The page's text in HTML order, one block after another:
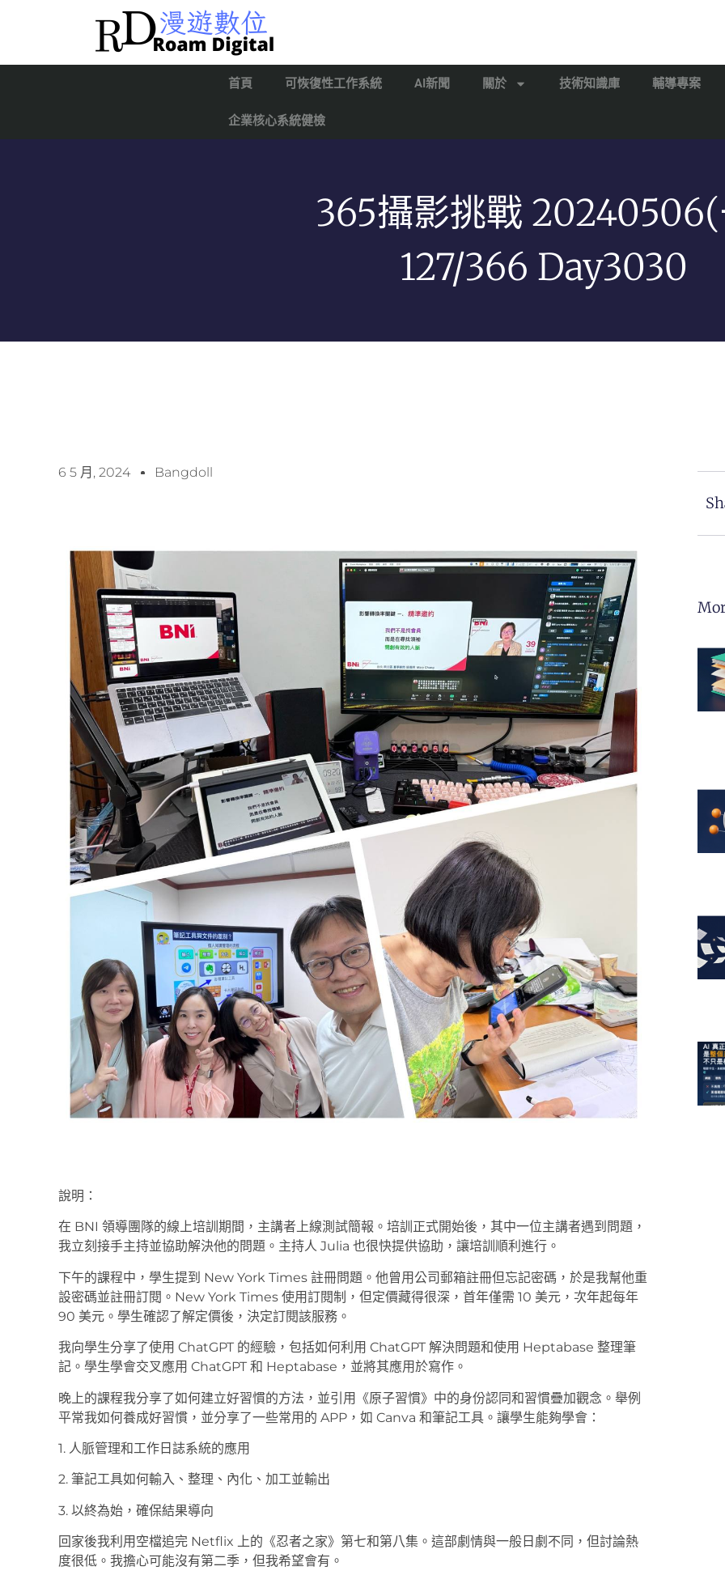
首頁 可恢復性工作系統 AI新聞 關於 技術知識庫 輔導專案
企業核心系統健檢
365攝影挑戰
127/366 Day3030
6 5 月, 2024 Bangdoll
說明：
在 BNI 領導團隊的線上培訓期間，主講者上線測試簡報。培訓正式開始後，其中一位主講者遇到問題，
我立刻接手主持並協助解決他的問題。主持人 Julia 也很快提供協助，讓培訓順利進行。
下午的課程中，學生提到 New York Times 註冊問題。他曾用公司郵箱註冊但忘記密碼，於是我幫他重
設密碼並註冊訂閱。New York Times 使用訂閱制，但定價藏得很深，首年僅需 10 美元，次年起每年
90 美元。學生確認了解定價後，決定訂閱該服務。
我向學生分享了使用 ChatGPT 的經驗，包括如何利用 ChatGPT 解決問題和使用 Heptabase 整理筆
記。學生學會交叉應用 ChatGPT 和 Heptabase，並將其應用於寫作。
晚上的課程我分享了如何建立好習慣的方法，並引用《原子習慣》中的身份認同和習慣疊加觀念。舉例
平常我如何養成好習慣，並分享了一些常用的 APP，如 Canva 和筆記工具。讓學生能夠學會：
1. 人脈管理和工作日誌系統的應用
2. 筆記工具如何輸入、整理、內化、加工並輸出
3. 以終為始，確保結果導向
回家後我利用空檔追完 Netflix 上的《忍者之家》第七和第八集。這部劇情與一般日劇不同，但討論熱
度很低。我擔心可能沒有第二季，但我希望會有。